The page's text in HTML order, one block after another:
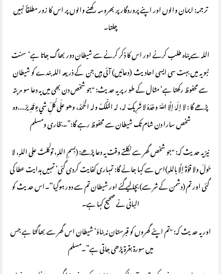
ترجمہ: ایمان والوں اور اپنے پروردگار پر بھروسہ رکھنے والوں پر اس کا زور مطلقاً نہیں
چلتا۔
اللہ سے پناہ طلب کرنے اور اس کا ذکر کرنے سے شیطان دور بھاگ جاتا ہے‘ سنت
نبویہ میں بہت سی ایسی احادیث (دعائیں) آئی ہیں جن کے ذریعہ اللہ بندے کو شیطان
سے محفوظ رکھتا ہے‘ مثال کے طو ر پر یہ حدیث: "جو شخص دن بھی میں یہ دعا سو مربتہ
پڑھے گا : لا إلَهَ إلَّا اللَّهُ وحْدَهُ لا شَرِيكَ له، له المُلْكُ وله الحَمْدُ، وهو علَى كُلِّ شيءٍ قَدِيرٌ….وہ
شخص سارا دن شام تک شیطان سے محفوظ رہے گا:”۔بخاری ومسلم
نیز یہ حدیث کہ: "جو شخص گھر سے نکلتے وقت یہ دعا پڑھے: (بِسمِ اللهِ، توكَّلتُ على اللهِ، لا
حَولَ ولا قوَّةَ إلَّا باللهِ)اس سے کہا جائے گا: تمہاری کفایت کردی گئی‘ تمہیں ہدایت عطا کی
گئی اور تم (دشمن کے شر سے) بچا لیے گئے اور شیطان تم سے دور ہوگیا”۔اس حدیث کو
البانی نے صحیح کہا ہے۔
اور یہ حدیث کہ: "تم اپنے گھروں کو قبرستان نہ بناؤ‘ شیطان اس گھر سے بھاگتا ہے جس
میں سورۃ بقرۃ پڑھی جاتی ہے”۔مسلم